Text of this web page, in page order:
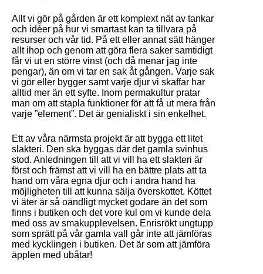
Allt vi gör på gården är ett komplext nät av tankar
och idéer på hur vi smartast kan ta tillvara på
resurser och vår tid. På ett eller annat sätt hänger
allt ihop och genom att göra flera saker samtidigt
får vi ut en större vinst (och då menar jag inte
pengar), än om vi tar en sak åt gången. Varje sak
vi gör eller bygger samt varje djur vi skaffar har
alltid mer än ett syfte. Inom permakultur pratar
man om att stapla funktioner för att få ut mera från
varje ”element”. Det är genialiskt i sin enkelhet.
Ett av våra närmsta projekt är att bygga ett litet
slakteri. Den ska byggas där det gamla svinhus
stod. Anledningen till att vi vill ha ett slakteri är
först och främst att vi vill ha en bättre plats att ta
hand om våra egna djur och i andra hand ha
möjligheten till att kunna sälja överskottet. Köttet
vi äter är så oändligt mycket godare än det som
finns i butiken och det vore kul om vi kunde dela
med oss av smakupplevelsen. Enrisrökt ungtupp
som sprätt på vår gamla vall går inte att jämföras
med kycklingen i butiken. Det är som att jämföra
äpplen med ubåtar!